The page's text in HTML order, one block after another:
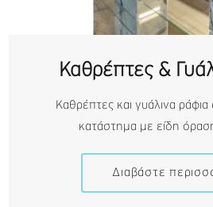
Καθρέπτες &
Καθρέπτες και γυάλινα ράφια
κατάστημα με είδη
Διαβάστε